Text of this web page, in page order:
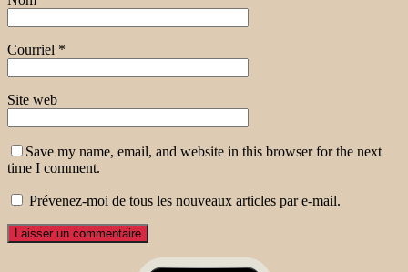
Courriel *
Site web
Save my name, email, and website in this browser for the next
time I comment.
Prévenez-moi de tous les nouveaux articles par e-mail.